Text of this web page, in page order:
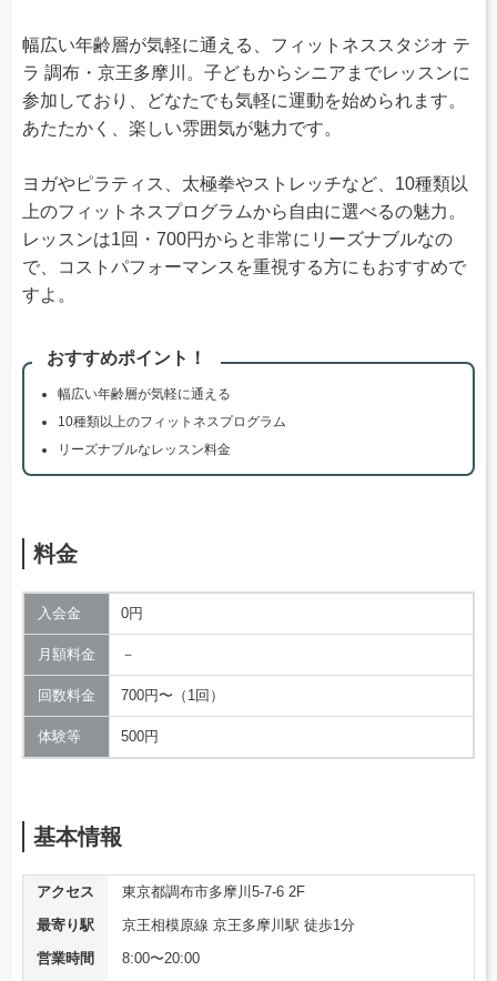
幅広い年齢層が気軽に通える、フィットネススタジオ テ
ラ 調布・京王多摩川。子どもからシニアまでレッスンに
参加しており、どなたでも気軽に運動を始められます。
あたたかく、楽しい雰囲気が魅力です。
ヨガやピラティス、太極拳やストレッチなど、10種類以
上のフィットネスプログラムから自由に選べるの魅力。
レッスンは1回・700円からと非常にリーズナブルなの
で、コストパフォーマンスを重視する方にもおすすめで
すよ。
おすすめポイント！
幅広い年齢層が気軽に通える
10種類以上のフィットネスプログラム
リーズナブルなレッスン料金
料金
入会金 0円
月額料金 －
回数料金 700円〜（1回）
体験等 500円
基本情報
アクセス
東京都調布市多摩川5-7-6 2F
最寄り駅
京王相模原線 京王多摩川駅 徒歩1分
営業時間
8:00〜20:00